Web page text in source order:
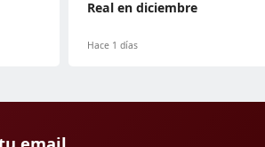
Real en diciembre
Hace 1 días